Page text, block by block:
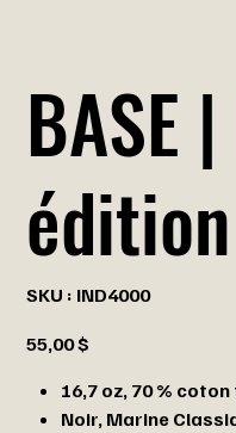
BASE
SKU :
IND4000
IND4000
55,00 $
16,7 oz, 70 %
Noir, Marine